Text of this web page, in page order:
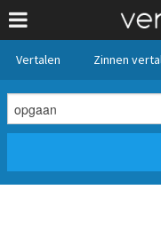
Vertalen Zinnen